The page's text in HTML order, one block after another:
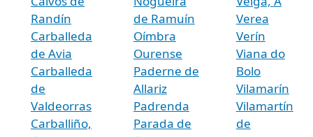
Randín
Carballeda
de Avia
Carballeda
de
Valdeorras
Carballiño,
de Ramuín
Oímbra
Ourense
Paderne de
Allariz
Padrenda
Parada de
Verea
Verín
Viana do
Bolo
Vilamarín
Vilamartín
de